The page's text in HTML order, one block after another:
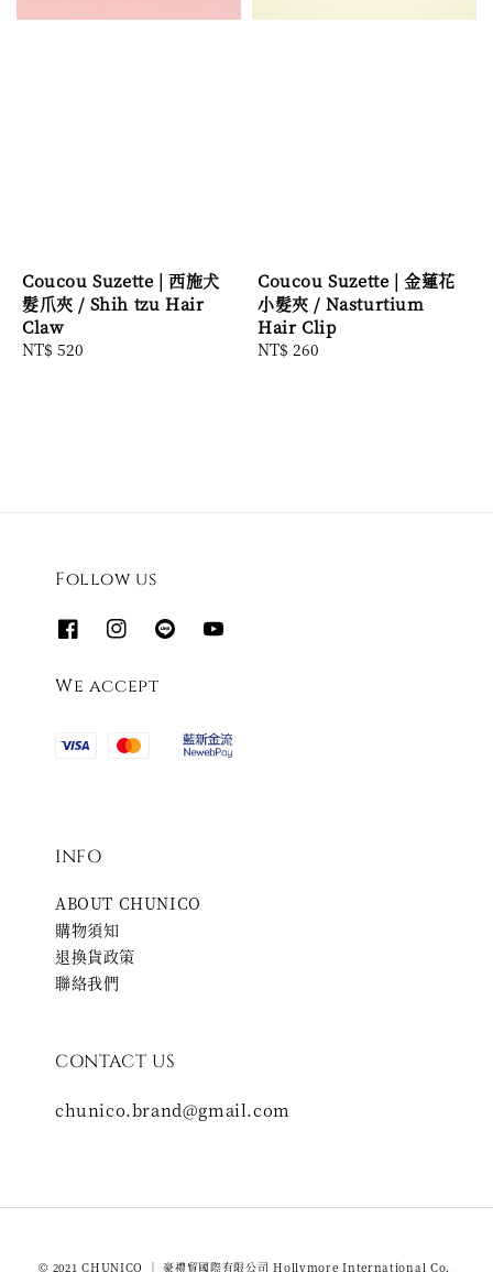
Coucou Suzette | 西施犬
髮爪夾 / Shih tzu Hair
Claw
Regular
NT$ 520
Coucou Suzette | 金蓮花
小髮夾 / Nasturtium
Hair Clip
Regular
NT$ 260
Follow us
We accept
INFO
ABOUT CHUNICO
購物須知
退換貨政策
聯絡我們
CONTACT US
chunico.brand@gmail.com
© 2021 CHUNICO ｜ 豪禮貿國際有限公司 Hollymore International Co.,